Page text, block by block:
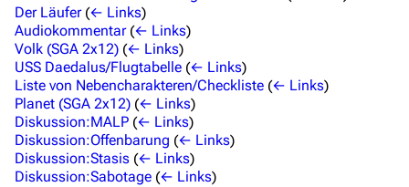
Mitmachen
Hilfe
Autorenportal
Themengruppen
Letzte Änderungen
Der Läufer (← Links)
Audiokommentar (← Links)
Volk (SGA 2x12) (← Links)
USS Daedalus/Flugtabelle (← Links)
Liste von Nebencharakteren/Checkliste (← Links)
Planet (SGA 2x12) (← Links)
Diskussion:MALP (← Links)
Diskussion:Offenbarung (← Links)
Diskussion:Stasis (← Links)
Diskussion:Sabotage (← Links)